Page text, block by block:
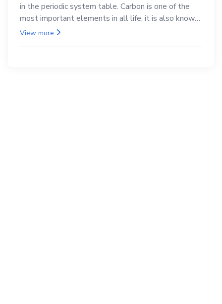
in the periodic system table. Carbon is one of the
most important elements in all life, it is also known
as the back.
View more